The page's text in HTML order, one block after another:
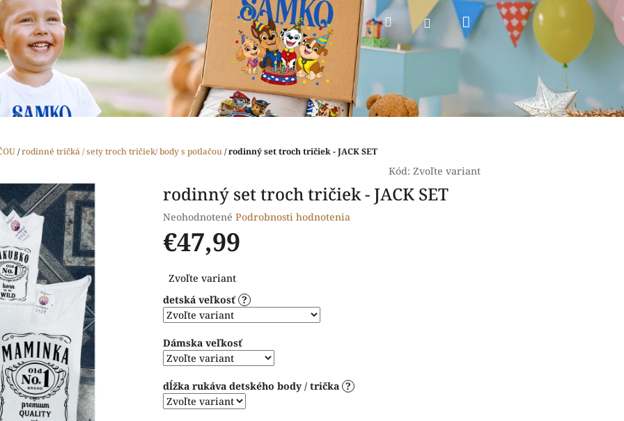
HľadaťPrihlásenieNákupný
/rodinné tričká / sety troch tričiek/ body s potlačou/rodinný set troch tričiek - JACK SET
Kód: Zvoľte variant
rodinný set troch tričiek - JACK SET
Priemerné
hodnotenie
produktu
0,0
5
hviezdičiek.
Neohodnotené Podrobnosti hodnotenia
€47,99
cena:
Zvoľte variant
detská veľkosť ?
Dámska veľkosť
dĺžka rukáva detského body / trička ?